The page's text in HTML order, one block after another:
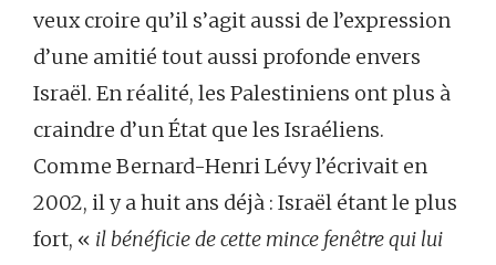
veux croire qu’il s’agit aussi de l’expression
d’une amitié tout aussi profonde envers
Israël. En réalité, les Palestiniens ont plus à
craindre d’un État que les Israéliens.
Comme Bernard-Henri Lévy l’écrivait en
2002, il y a huit ans déjà : Israël étant le plus
fort, « il bénéficie de cette mince fenêtre qui lui